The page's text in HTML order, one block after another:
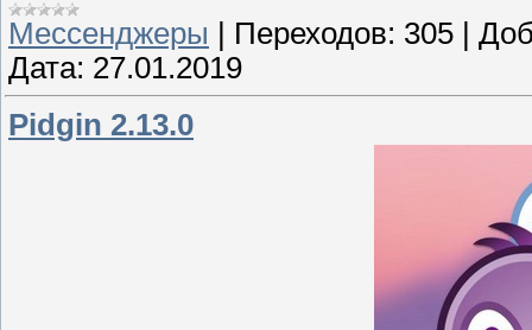
Мессенджеры
Переходов: 305
Дата: 27.01.2019
Pidgin 2.13.0